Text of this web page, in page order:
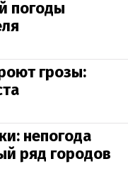
погоды
грозы:
непогода
ряд городов